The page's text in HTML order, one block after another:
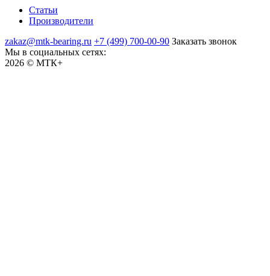
Статьи
Производители
zakaz@mtk-bearing.ru +7 (499) 700-00-90 Заказать звонок
Мы в социальных сетях:
2026 © МТК+